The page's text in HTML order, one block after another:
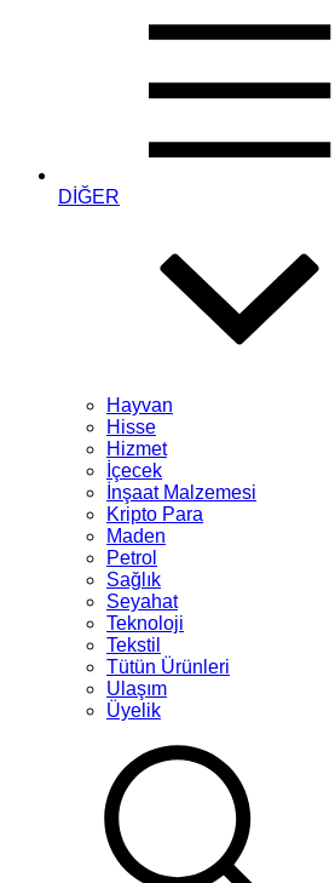
DİĞER
Hayvan
Hisse
Hizmet
İçecek
İnşaat Malzemesi
Kripto Para
Maden
Petrol
Sağlık
Seyahat
Teknoloji
Tekstil
Tütün Ürünleri
Ulaşım
Üyelik